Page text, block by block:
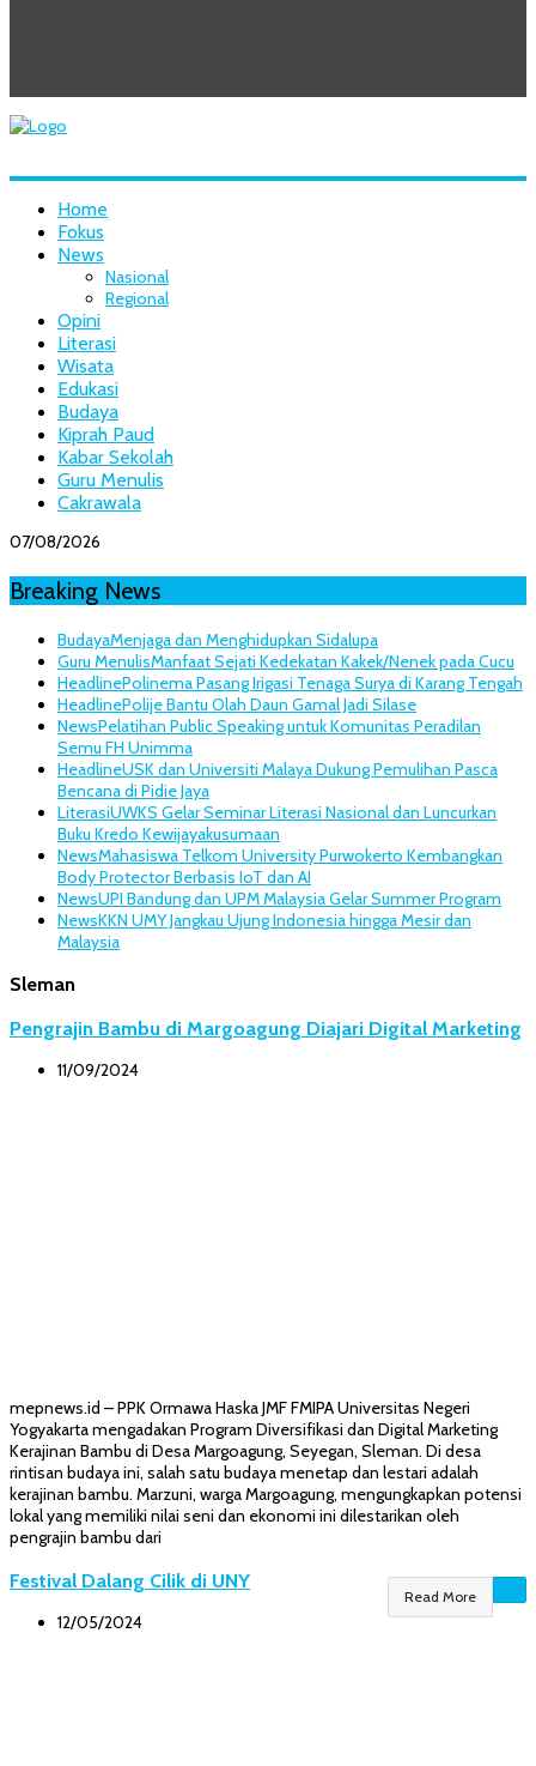
Home
Fokus
News
Nasional
Regional
Opini
Literasi
Wisata
Edukasi
Budaya
Kiprah Paud
Kabar Sekolah
Guru Menulis
Cakrawala
07/08/2026
Breaking News
BudayaMenjaga dan Menghidupkan Sidalupa
Guru MenulisManfaat Sejati Kedekatan Kakek/Nenek pada Cucu
HeadlinePolinema Pasang Irigasi Tenaga Surya di Karang Tengah
HeadlinePolije Bantu Olah Daun Gamal Jadi Silase
NewsPelatihan Public Speaking untuk Komunitas Peradilan
Semu FH Unimma
HeadlineUSK dan Universiti Malaya Dukung Pemulihan Pasca
Bencana di Pidie Jaya
LiterasiUWKS Gelar Seminar Literasi Nasional dan Luncurkan
Buku Kredo Kewijayakusumaan
NewsMahasiswa Telkom University Purwokerto Kembangkan
Body Protector Berbasis IoT dan AI
NewsUPI Bandung dan UPM Malaysia Gelar Summer Program
NewsKKN UMY Jangkau Ujung Indonesia hingga Mesir dan
Malaysia
Sleman
Pengrajin Bambu di Margoagung Diajari Digital Marketing
11/09/2024
mepnews.id – PPK Ormawa Haska JMF FMIPA Universitas Negeri
Yogyakarta mengadakan Program Diversifikasi dan Digital Marketing
Kerajinan Bambu di Desa Margoagung, Seyegan, Sleman. Di desa
rintisan budaya ini, salah satu budaya menetap dan lestari adalah
kerajinan bambu. Marzuni, warga Margoagung, mengungkapkan potensi
lokal yang memiliki nilai seni dan ekonomi ini dilestarikan oleh
pengrajin bambu dari
Read More
Festival Dalang Cilik di UNY
12/05/2024